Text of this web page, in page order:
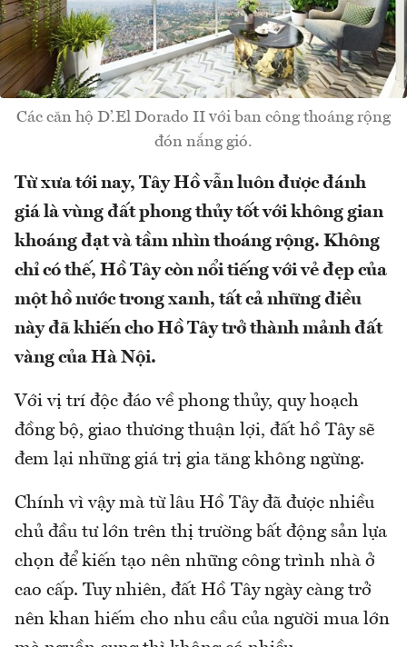
Các căn hộ D’.El Dorado II với ban công thoáng rộng
đón nắng gió.
Từ xưa tới nay, Tây Hồ vẫn luôn được đánh
giá là vùng đất phong thủy tốt với không gian
khoáng đạt và tầm nhìn thoáng rộng. Không
chỉ có thế, Hồ Tây còn nổi tiếng với vẻ đẹp của
một hồ nước trong xanh, tất cả những điều
này đã khiến cho Hồ Tây trở thành mảnh đất
vàng của Hà Nội.
Với vị trí độc đáo về phong thủy, quy hoạch
đồng bộ, giao thương thuận lợi, đất hồ Tây sẽ
đem lại những giá trị gia tăng không ngừng.
Chính vì vậy mà từ lâu Hồ Tây đã được nhiều
chủ đầu tư lớn trên thị trường bất động sản lựa
chọn để kiến tạo nên những công trình nhà ở
cao cấp. Tuy nhiên, đất Hồ Tây ngày càng trở
nên khan hiếm cho nhu cầu của người mua lớn